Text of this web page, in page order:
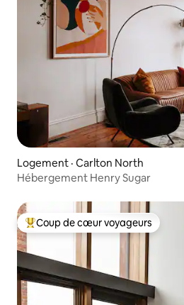
Logement · Carlton North
Hébergement Henry Sugar
Coup de cœur voyageurs parmi les
Coup de cœur voyageurs